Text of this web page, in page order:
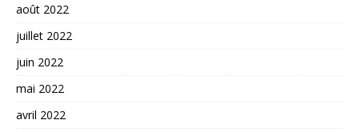
août 2022
juillet 2022
juin 2022
mai 2022
avril 2022